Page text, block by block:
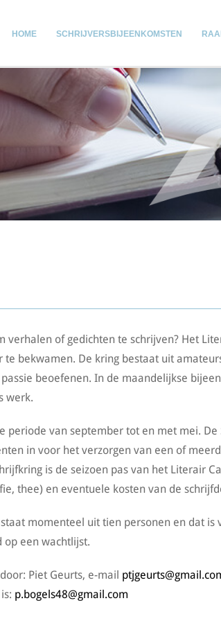
HOME SCHRIJVERSBIJEENKOMSTEN
of gedichten te schrijven? Het
bekwamen. De kring bestaat uit
beoefenen. In de maandelijkse
werk.
periode van september tot en met mei. De
in voor het verzorgen van een of
is de seizoen pas van het Literair
thee) en eventuele kosten van de
momenteel uit tien personen en dat is
op een wachtlijst.
Piet Geurts, e-mail
p.bogels48@gmail.com